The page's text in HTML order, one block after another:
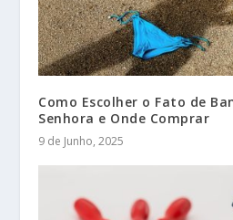
Como Escolher o Fato de
Senhora e Onde Comprar
9 de Junho, 2025